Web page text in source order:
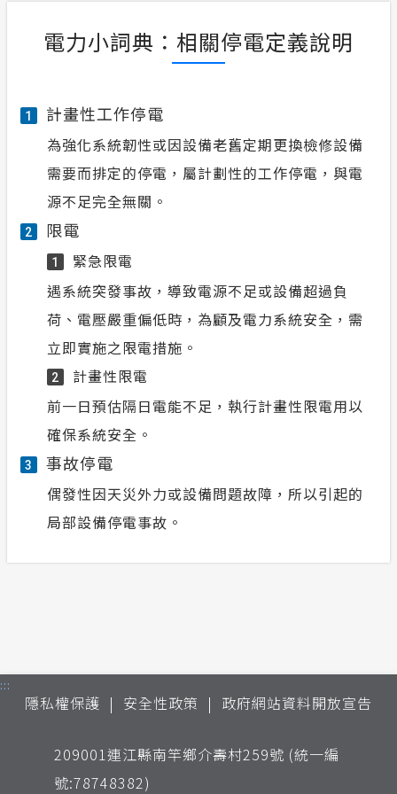
電力小詞典：相關停電定義說明
1 計畫性工作停電
為強化系統韌性或因設備老舊定期更換檢修設備
需要而排定的停電，屬計劃性的工作停電，與電
源不足完全無關。
2 限電
1
緊急限電
遇系統突發事故，導致電源不足或設備超過負
荷、電壓嚴重偏低時，為顧及電力系統安全，需
立即實施之限電措施。
2
計畫性限電
前一日預估隔日電能不足，執行計畫性限電用以
確保系統安全。
3 事故停電
偶發性因天災外力或設備問題故障，所以引起的
局部設備停電事故。
:::
隱私權保護 安全性政策 政府網站資料開放宣告
209001連江縣南竿鄉介壽村259號 (統一編
號:78748382)